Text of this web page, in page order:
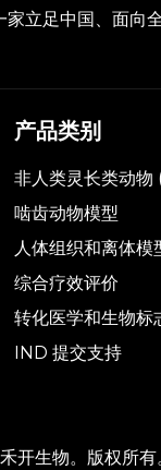
立足中国、面向
产品类别
非人类灵长类动物
啮齿动物模型
人体组织和离体模
综合疗效评价
转化医学和生物标
IND 提交支持
禾开生物。版权所有